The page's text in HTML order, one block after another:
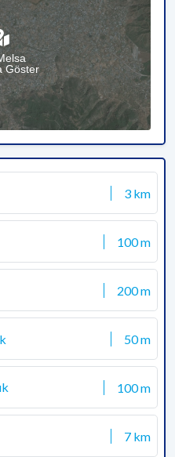
Göster
3 km
100 m
200 m
50 m
100 m
7 km